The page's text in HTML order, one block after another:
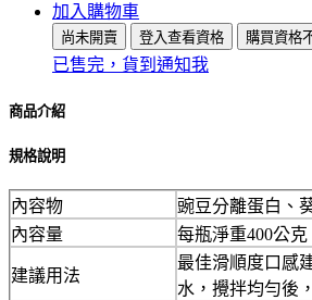
加入購物車
尚未開賣 登入查看資格 購買資格
已售完，貨到通知我
商品介紹
規格說明
內容物
豌豆分離蛋白、
內容量
每瓶淨重400公克
建議用法
最佳滑順度口感
水，攪拌均勻後